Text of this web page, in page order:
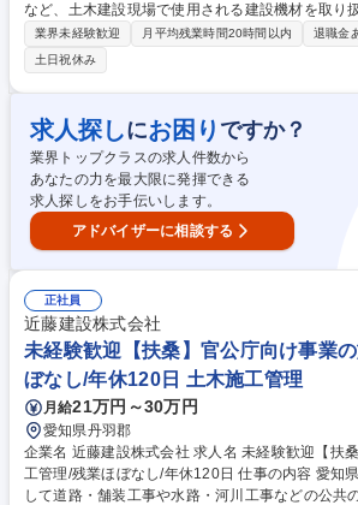
など、土木建設現場で使用される建設機材を取り
品を使った工事現場での施工管理補助(工程管理・
務をお任せします。 ■オフィスにて工程管理、計画書、報告書の作成や、
当社工場での建設用機材(金具・油圧 ジャッキ等)
作業もお願いします。 ■1～2年以上かけて計測機
ッキ 作業・PC工事・各種試験工事の設置施工管
としてのキャリアを高めていただきたいと考えています。 募集
工管理補助・工程管理/名古屋】未経験歓迎/年休
業界未経験歓迎 月平均残業時間20時間以内 退職金
土日祝休み
求人探しにお困り ですか？
業界トップクラスの求人件数から
あなたの力を最大限に発揮できる
求人探しをお手伝いします。
アドバイザーに相談する
正社員
近藤建設株式会社
未経験歓迎【扶桑】官公庁向け事業
ぼなし/年休120日 土木施工管理
月給21万円～30万円
愛知県丹羽郡
企業名 近藤建設株式会社 求人名 未経験歓迎【扶桑】官公庁向け事業の施
工管理/残業ほぼなし/年休120日 仕事の内容 愛知県丹羽郡扶桑町を拠点と
して道路・舗装工事や水路・河川工事などの公共